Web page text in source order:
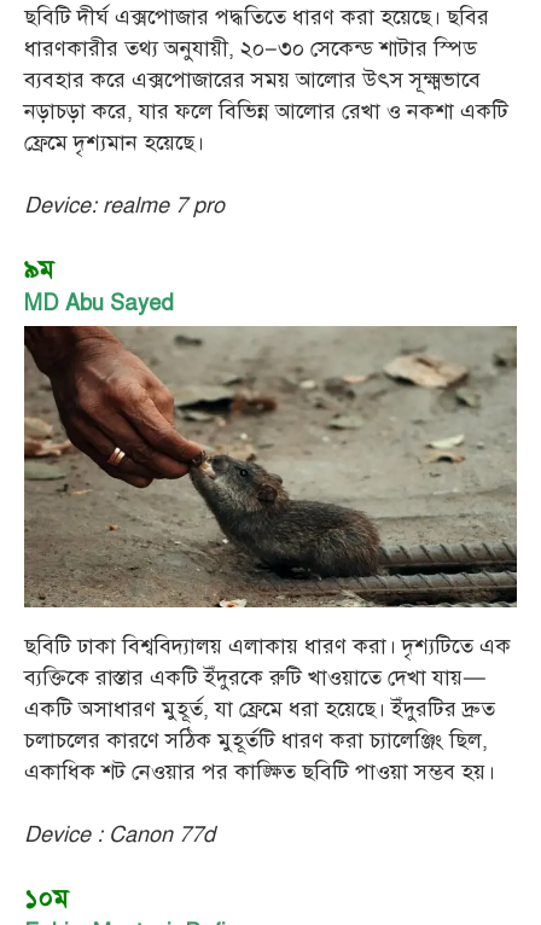
ছবিটি দীর্ঘ এক্সপোজার পদ্ধতিতে ধারণ করা হয়েছে। ছবির
ধারণকারীর তথ্য অনুযায়ী, ২০–৩০ সেকেন্ড শাটার স্পিড
ব্যবহার করে এক্সপোজারের সময় আলোর উৎস সূক্ষ্মভাবে
নড়াচড়া করে, যার ফলে বিভিন্ন আলোর রেখা ও নকশা একটি
ফ্রেমে দৃশ্যমান হয়েছে।
Device: realme 7 pro
৯ম
MD Abu Sayed
ছবিটি ঢাকা বিশ্ববিদ্যালয় এলাকায় ধারণ করা। দৃশ্যটিতে এক
ব্যক্তিকে রাস্তার একটি ইঁদুরকে রুটি খাওয়াতে দেখা যায়—
একটি অসাধারণ মুহূর্ত, যা ফ্রেমে ধরা হয়েছে। ইঁদুরটির দ্রুত
চলাচলের কারণে সঠিক মুহূর্তটি ধারণ করা চ্যালেঞ্জিং ছিল,
একাধিক শট নেওয়ার পর কাঙ্ক্ষিত ছবিটি পাওয়া সম্ভব হয়।
Device : Canon 77d
১০ম